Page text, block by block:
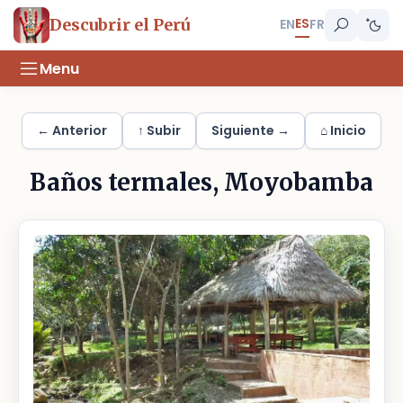
Descubrir el Perú ENESFR
Menu
← Anterior ↑ Subir Siguiente → ⌂ Inicio
Baños termales, Moyobamba